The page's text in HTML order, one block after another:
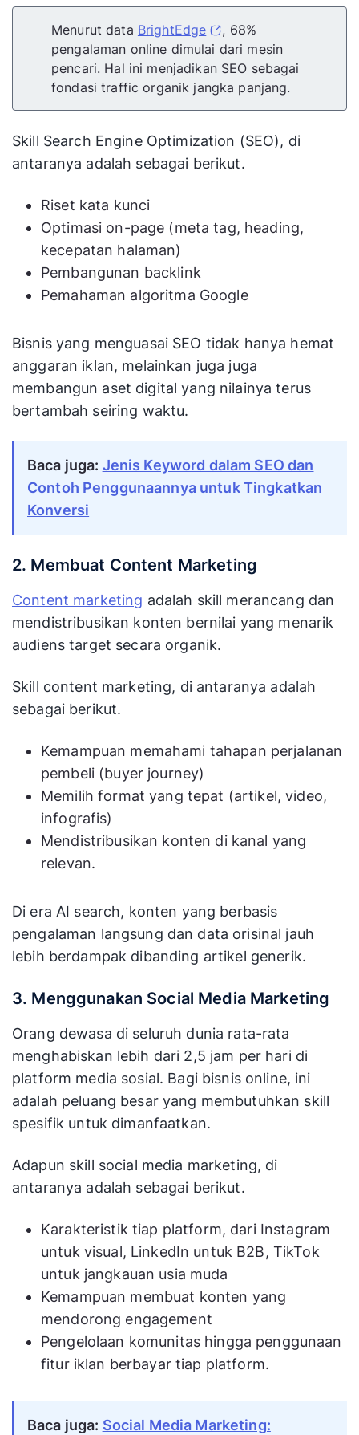
Menurut data BrightEdge
, 68%
pengalaman online dimulai dari mesin
pencari. Hal ini menjadikan SEO sebagai
fondasi traffic organik jangka panjang.
Skill Search Engine Optimization (SEO), di
antaranya adalah sebagai berikut.
Riset kata kunci
Optimasi on-page (meta tag, heading,
kecepatan halaman)
Pembangunan backlink
Pemahaman algoritma Google
Bisnis yang menguasai SEO tidak hanya hemat
anggaran iklan, melainkan juga juga
membangun aset digital yang nilainya terus
bertambah seiring waktu.
Baca juga: Jenis Keyword dalam SEO dan
Contoh Penggunaannya untuk Tingkatkan
Konversi
2. Membuat Content Marketing
Content marketing adalah skill merancang dan
mendistribusikan konten bernilai yang menarik
audiens target secara organik.
Skill content marketing, di antaranya adalah
sebagai berikut.
Kemampuan memahami tahapan perjalanan
pembeli (buyer journey)
Memilih format yang tepat (artikel, video,
infografis)
Mendistribusikan konten di kanal yang
relevan.
Di era AI search, konten yang berbasis
pengalaman langsung dan data orisinal jauh
lebih berdampak dibanding artikel generik.
3. Menggunakan Social Media Marketing
Orang dewasa di seluruh dunia rata-rata
menghabiskan lebih dari 2,5 jam per hari di
platform media sosial. Bagi bisnis online, ini
adalah peluang besar yang membutuhkan skill
spesifik untuk dimanfaatkan.
Adapun skill social media marketing, di
antaranya adalah sebagai berikut.
Karakteristik tiap platform, dari Instagram
untuk visual, LinkedIn untuk B2B, TikTok
untuk jangkauan usia muda
Kemampuan membuat konten yang
mendorong engagement
Pengelolaan komunitas hingga penggunaan
fitur iklan berbayar tiap platform.
Baca juga: Social Media Marketing: